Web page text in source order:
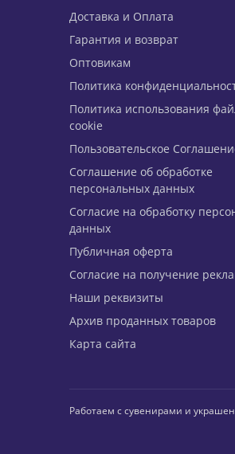
Доставка и Оплата
Гарантия и возврат
Оптовикам
Политика
Политика использования
cookie
Пользовательское
Соглашение об обработке
персональных данных
Согласие на обработку
данных
Публичная оферта
Согласие на получение
Наши реквизиты
Архив проданных товаров
Карта сайта
Работаем с сувенирами и